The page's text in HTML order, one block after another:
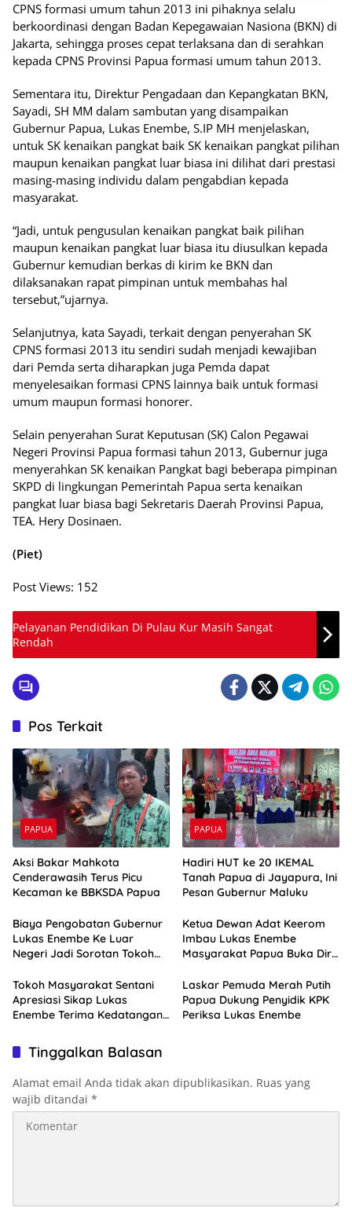
CPNS formasi umum tahun 2013 ini pihaknya selalu
berkoordinasi dengan Badan Kepegawaian Nasiona (BKN) di
Jakarta, sehingga proses cepat terlaksana dan di serahkan
kepada CPNS Provinsi Papua formasi umum tahun 2013.
Sementara itu, Direktur Pengadaan dan Kepangkatan BKN,
Sayadi, SH MM dalam sambutan yang disampaikan
Gubernur Papua, Lukas Enembe, S.IP MH menjelaskan,
untuk SK kenaikan pangkat baik SK kenaikan pangkat pilihan
maupun kenaikan pangkat luar biasa ini dilihat dari prestasi
masing-masing individu dalam pengabdian kepada
masyarakat.
“Jadi, untuk pengusulan kenaikan pangkat baik pilihan
maupun kenaikan pangkat luar biasa itu diusulkan kepada
Gubernur kemudian berkas di kirim ke BKN dan
dilaksanakan rapat pimpinan untuk membahas hal
tersebut,”ujarnya.
Selanjutnya, kata Sayadi, terkait dengan penyerahan SK
CPNS formasi 2013 itu sendiri sudah menjadi kewajiban
dari Pemda serta diharapkan juga Pemda dapat
menyelesaikan formasi CPNS lainnya baik untuk formasi
umum maupun formasi honorer.
Selain penyerahan Surat Keputusan (SK) Calon Pegawai
Negeri Provinsi Papua formasi tahun 2013, Gubernur juga
menyerahkan SK kenaikan Pangkat bagi beberapa pimpinan
SKPD di lingkungan Pemerintah Papua serta kenaikan
pangkat luar biasa bagi Sekretaris Daerah Provinsi Papua,
TEA. Hery Dosinaen.
(Piet)
Post Views: 152
Pelayanan Pendidikan Di Pulau Kur Masih Sangat
Rendah
Pos Terkait
PAPUA
Aksi Bakar Mahkota
Cenderawasih Terus Picu
Kecaman ke BBKSDA Papua
PAPUA
Hadiri HUT ke 20 IKEMAL
Tanah Papua di Jayapura, Ini
Pesan Gubernur Maluku
Biaya Pengobatan Gubernur
Lukas Enembe Ke Luar
Negeri Jadi Sorotan Tokoh
Ketua Dewan Adat Keerom
Imbau Lukas Enembe
Masyarakat Papua Buka Diri
Tokoh Masyarakat Sentani
Apresiasi Sikap Lukas
Enembe Terima Kedatangan
Laskar Pemuda Merah Putih
Papua Dukung Penyidik KPK
Periksa Lukas Enembe
Tinggalkan Balasan
Alamat email Anda tidak akan dipublikasikan. Ruas yang
wajib ditandai *